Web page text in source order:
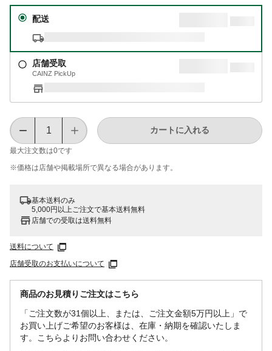
配送
店舗受取
CAINZ PickUp
最大注文数は0です
カートに入れる
※価格は​店舗や​掲載場所で​異なる​場合が​あります。
基本送料のみ
5,000円以上ご注文で基本送料無料
店舗での受取は送料無料
送料について
店舗受取のお支払いについて
商品のお見積りご注文はこちら
「ご注文数が31個以上、または、ご注文金額5万円以上」で
お買い上げご希望のお客様は、在庫・納期を確認いたしま
す。こちらよりお問い合わせください。